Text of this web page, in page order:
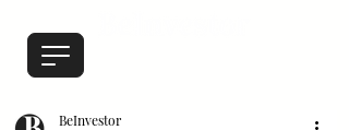
BeInvestor